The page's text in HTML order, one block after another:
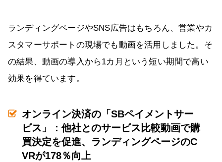
ランディングページやSNS広告はもちろん、営業やカ
スタマーサポートの現場でも動画を活用しました。そ
の結果、動画の導入から1カ月という短い期間で高い
効果を得ています。
オンライン決済の「SBペイメントサー
ビス」：他社とのサービス比較動画で購
買決定を促進、ランディングページのC
VRが178％向上